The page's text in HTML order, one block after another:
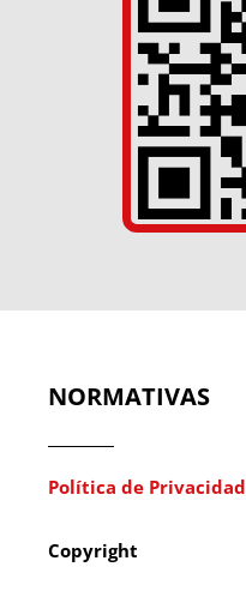
NORMATIVAS
Política de Privacidad
Copyright